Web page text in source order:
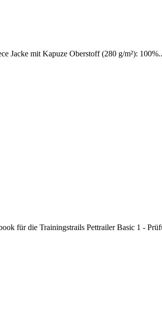
Jacke mit Kapuze Oberstoff (280 g/m²):
für die Trainingstrails Pettrailer Basic 1 -